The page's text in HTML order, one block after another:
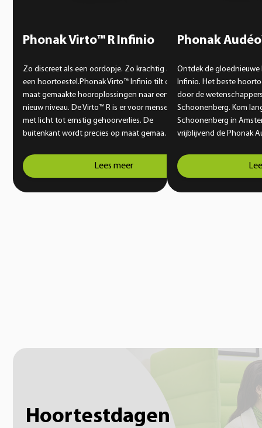
Phonak Virto™ R Infinio
Zo discreet als een oordopje. Zo krachtig als
een hoortoestel.Phonak Virto™ Infinio tilt op
maat gemaakte hooroplossingen naar een
nieuw niveau. De Virto™ R is er voor mensen
met licht tot ernstig gehoorverlies. De
buitenkant wordt precies op maat gemaakt
pasvorm die comfortabel en veilig aanvoelt,
zelfs wanneer je een actieve levensstijl hebt
Lees meer
Phonak
Ontdek de
Infinio. Het beste
door de
Schoonenberg. Kom
Schoonenberg in
vrijblijvend de Phonak
doorbreekt de huidige
hoortoesteltechniek.
Hoortestdagen